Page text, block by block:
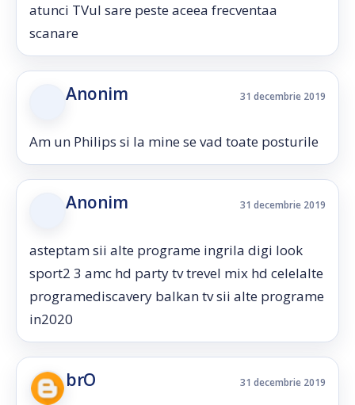
atunci TVul sare peste aceea frecventaa
scanare
Anonim 31 decembrie 2019
Am un Philips si la mine se vad toate posturile
Anonim 31 decembrie 2019
asteptam sii alte programe ingrila digi look
sport2 3 amc hd party tv trevel mix hd celelalte
programediscavery balkan tv sii alte programe
in2020
brO 31 decembrie 2019